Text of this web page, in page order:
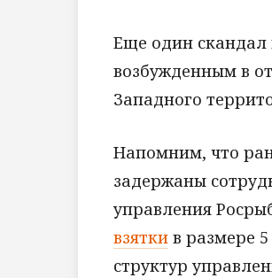
Еще один скандал
возбужденным в
Западного
Напомним, что
задержаны
управления
взятки в размере
структур